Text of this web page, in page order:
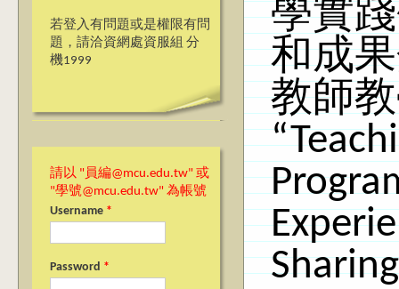
若登入有問題或是權限有問
題，請洽資網處資服組 分
機1999
請以 "員編@mcu.edu.tw" 或
"學號@mcu.edu.tw" 為帳號
Username *
Password *
學實
和成
教師教